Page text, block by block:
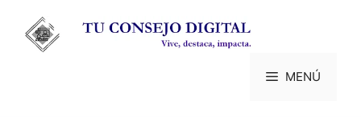
contenido
MENÚ